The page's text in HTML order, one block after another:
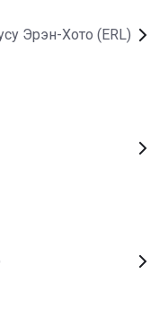
Эрэн-Хото (ERL)